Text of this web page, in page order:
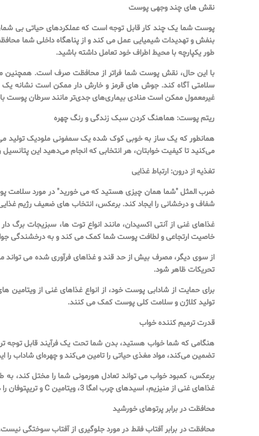
نقش های چند وجهی پوست
پوست شما یک چند کار قابل توجه است که عملکردهای حیاتی بی
طور یکپارچه با محیط اطراف خود تعامل داشته باشید.
با این حال، نقش پوست شما فراتر از محافظت صرف است. همچنین می
سلامتی آگاه کند. جوش های قرمز و خارش دار ممکن است نشانه یک
غیرمعمول ممکن است منادی بیماری‌های جدی‌تر مانند سرطان پوست
ریتم پوست: هماهنگ کردن سبک زندگی و رنگ چهره
همانطور که یک ساز به خوبی کوک شده یک سمفونی ملودیک تولید
می‌کنید تا کیفیت خوابتان، هر انتخابی که انجام می‌دهید این
تغذیه از درون: ارتباط غذایی
ضرب المثل "شما همان چیزی هستید که می خورید" در مورد سلامت
شفاف و درخشانی را ایجاد کند. برعکس، انتخاب های ضعیف رژیم
غذاهای غنی از آنتی اکسیدان، مانند انواع توت ها، سبزیجات برگ
خاصیت ارتجاعی و لطافت پوست شما کمک می کند و به درخشندگی
از سوی دیگر، مصرف بیش از حد قند و غذاهای فرآوری شده می تواند
تحریکات ظاهر شود.
تولید کلاژن و سلامت کلی پوست کمک می کنند.
قدرت ترمیم کننده خواب
هنگامی که شما خواب هستید، بدن شما تحت یک فرآیند قابل توجه
تضمین می‌کند، مواد مغذی حیاتی را تامین می‌کند و چهره‌ای شاداب را
برعکس، کمبود خواب می تواند تعادل هورمونی شما را مختل کند،
غذاهای غنی از منیزیم، اسیدهای چرب امگا 3، ویتامین C و تریپتوفان را در رژیم غذایی خود بگنجانید.
محافظت در برابر پرتوهای خورشید
محافظت در برابر آفتاب فقط در مورد جلوگیری از آفتاب سوختگی